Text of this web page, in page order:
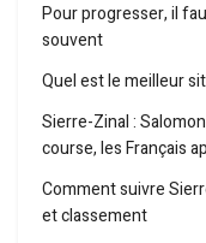
Pour progresser, il
souvent
Quel est le meilleur
Sierre-Zinal :
course, les Français
Comment suivre
et classement